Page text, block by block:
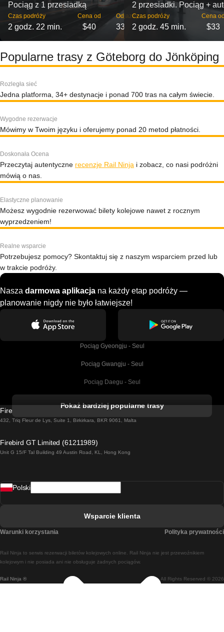
Pociąg z 1 przesiadką
Czas podróży
2 godz. 22 min.
Cena od
$40
Odjazdy
33
2 przesiadki. Pociąg +
Czas podróży
2 godz. 45 min.
Cena
$33
Popularne trasy z Göteborg do Jönköping
Rozległa sieć
Jedna platforma, 34+ destynacje i ponad 700 tras na całym świecie.
Wygodne rezerwacje
Mówimy w Twoim języku i oferujemy ponad 20 metod płatności.
Doskonała Ocena
Przeczytaj autentyczne recenzje Rail Ninja i zobacz, co nasi podróżni
mówią o nas.
Elastyczne planowanie
Możesz wygodnie rezerwować bilety kolejowe nawet z rocznym
wyprzedzeniem!
Realne wsparcie
Potrzebujesz pomocy? Skontaktuj się z naszym wsparciem przed lub
w trakcie podróży.
Nasza darmowa aplikacja na każdy etap podróży —
planowanie nigdy nie było łatwiejsze!
Pociąg Gyeongju - Seul
Pociąg Gwangju - Seul
Pociąg Daegu - Seul
Pociąg Dublin - Galway
Pociąg Rzym - Neapol
Pociąg Madryt - Lizbona
Pociąg Madryt - Barcelona
Pokaż bardziej popularne trasy
Firebird GT Limited (OC 1451)
432, Triq Fleur de Lys, Suite 1, Birkirkara, BKR 9061, Malta
Firebird GT Limited (61211989)
Unit G 15/F Tal Building 49 Austin Road, KL, Hong Kong
Rail Ninja ® All Rights Reserved © 2026
Rail Ninja to serwis rezerwacji biletów kolejowych online. Rail Ninja nie jest przewoźnikiem
kolejowym i nie posiada ani nie obsługuje żadnych pociągów.
Polski
Wsparcie klienta
Warunki korzystania Polityka prywatności